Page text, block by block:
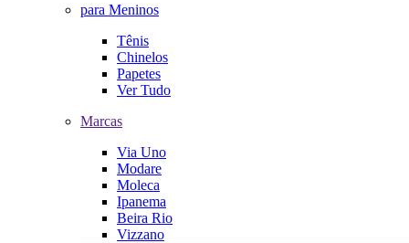
para Meninos
Tênis
Chinelos
Papetes
Ver Tudo
Marcas
Via Uno
Modare
Moleca
Ipanema
Beira Rio
Vizzano